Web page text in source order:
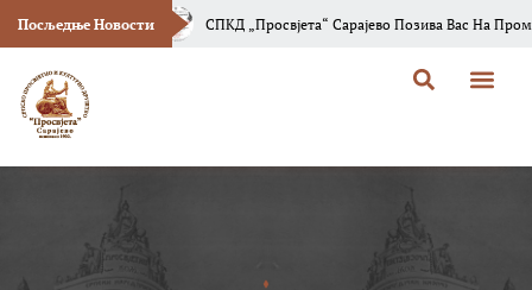
Посљедње Новости
Вила“ СПКД „Просвјета“ Сарајево Позива Вас На Промоцију